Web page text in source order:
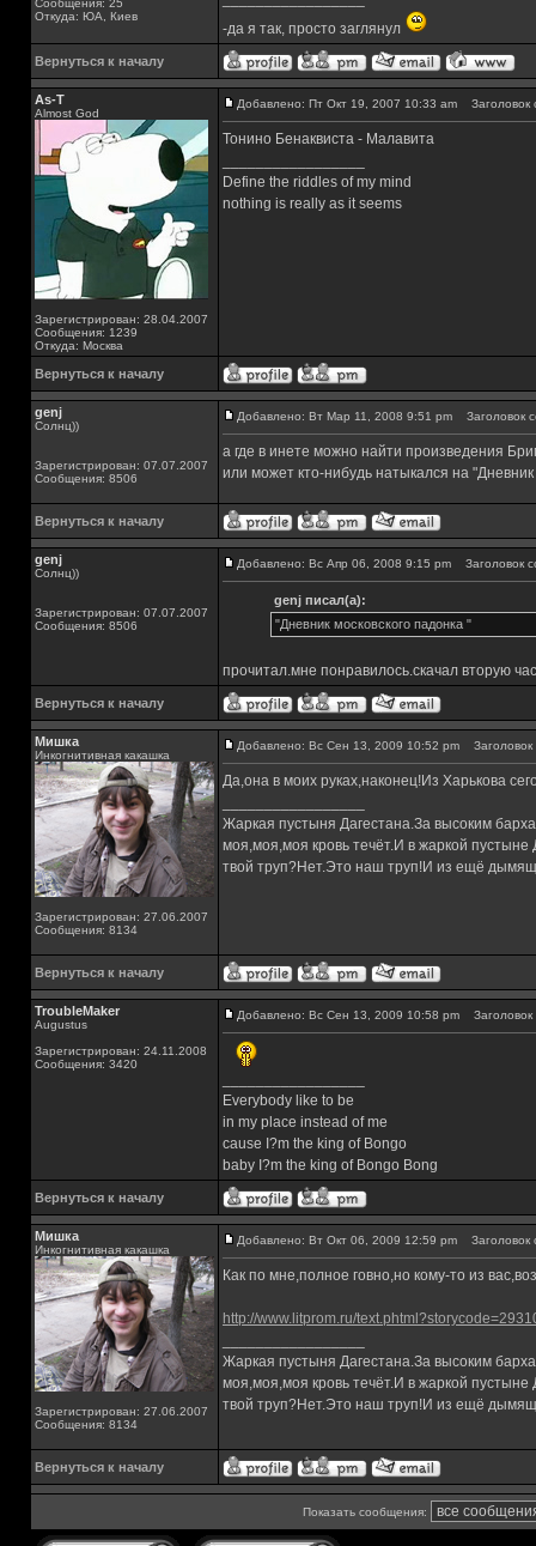
Сообщения: 25
Откуда: ЮА, Киев
-да я так, просто заглянул
Вернуться к началу
As-T
Almost God
Зарегистрирован: 28.04.2007
Сообщения: 1239
Откуда: Москва
Добавлено: Пт Окт 19, 2007 10:33 am Заголовок
Тонино Бенаквиста - Малавита
Define the riddles of my mind
nothing is really as it seems
Вернуться к началу
genj
Солнц))
Зарегистрирован: 07.07.2007
Сообщения: 8506
Добавлено: Вт Мар 11, 2008 9:51 pm Заголовок
а где в инете можно найти произведения
или может кто-нибудь натыкался на
Вернуться к началу
genj
Солнц))
Зарегистрирован: 07.07.2007
Сообщения: 8506
Добавлено: Вс Апр 06, 2008 9:15 pm Заголовок
genj писал(а):
"Дневник московского падонка "
прочитал.мне понравилось.скачал вторую
Вернуться к началу
Мишка
Инкогнитивная какашка
Зарегистрирован: 27.06.2007
Сообщения: 8134
Добавлено: Вс Сен 13, 2009 10:52 pm
Да,она в моих руках,наконец!Из Харькова
Жаркая пустыня Дагестана.За высоким
моя,моя,моя кровь течёт.И в жаркой
твой труп?Нет.Это наш труп!И из ещё
Вернуться к началу
TroubleMaker
Augustus
Зарегистрирован: 24.11.2008
Сообщения: 3420
Добавлено: Вс Сен 13, 2009 10:58 pm
Everybody like to be
in my place instead of me
cause I?m the king of Bongo
baby I?m the king of Bongo Bong
Вернуться к началу
Мишка
Инкогнитивная какашка
Зарегистрирован: 27.06.2007
Сообщения: 8134
Добавлено: Вт Окт 06, 2009 12:59 pm Заголовок
Как по мне,полное говно,но кому-то из
http://www.litprom.ru/
Жаркая пустыня Дагестана.За высоким
моя,моя,моя кровь течёт.И в жаркой
твой труп?Нет.Это наш труп!И из ещё
Вернуться к началу
Показать сообщения: